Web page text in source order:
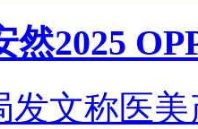
然2025
发文称医